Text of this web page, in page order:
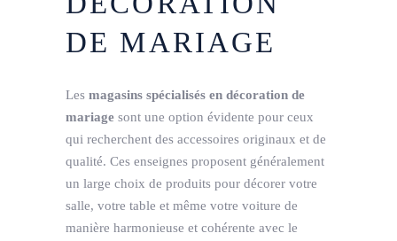
DE MARIAGE
Les magasins spécialisés en décoration de
mariage sont une option évidente pour ceux
qui recherchent des accessoires originaux et de
qualité. Ces enseignes proposent généralement
un large choix de produits pour décorer votre
salle, votre table et même votre voiture de
manière harmonieuse et cohérente avec le